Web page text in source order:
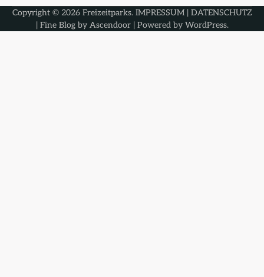
Copyright © 2026 Freizeitparks. IMPRESSUM| DATENSCHUTZ
| Fine Blog by Ascendoor| Powered by WordPress.